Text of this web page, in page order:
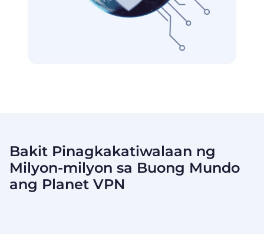
Bakit Pinagkakatiwalaan ng
Milyon-milyon sa Buong Mundo
ang Planet VPN